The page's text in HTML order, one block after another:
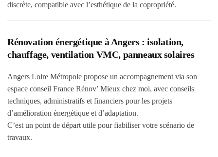
discrète, compatible avec l’esthétique de la copropriété.
Rénovation énergétique à Angers : isolation,
chauffage, ventilation VMC, panneaux solaires
Angers Loire Métropole propose un accompagnement via son
espace conseil France Rénov’ Mieux chez moi, avec conseils
techniques, administratifs et financiers pour les projets
d’amélioration énergétique et d’adaptation.
C’est un point de départ utile pour fiabiliser votre scénario de
travaux.